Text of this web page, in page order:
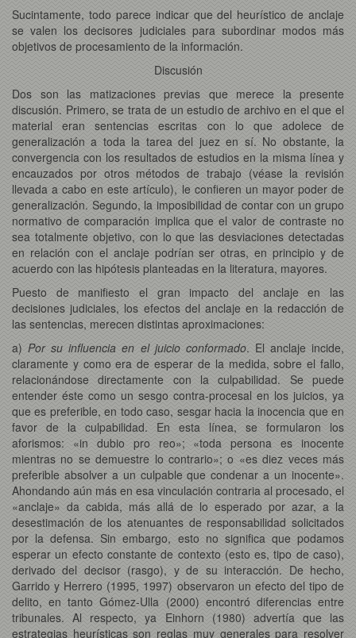
Sucintamente, todo parece indicar que del heurístico de anclaje
se valen los decisores judiciales para subordinar modos más
objetivos de procesamiento de la información.
Discusión
Dos son las matizaciones previas que merece la presente
discusión. Primero, se trata de un estudio de archivo en el que el
material eran sentencias escritas con lo que adolece de
generalización a toda la tarea del juez en sí. No obstante, la
convergencia con los resultados de estudios en la misma línea y
encauzados por otros métodos de trabajo (véase la revisión
llevada a cabo en este artículo), le confieren un mayor poder de
generalización. Segundo, la imposibilidad de contar con un grupo
normativo de comparación implica que el valor de contraste no
sea totalmente objetivo, con lo que las desviaciones detectadas
en relación con el anclaje podrían ser otras, en principio y de
acuerdo con las hipótesis planteadas en la literatura, mayores.
Puesto de manifiesto el gran impacto del anclaje en las
decisiones judiciales, los efectos del anclaje en la redacción de
las sentencias, merecen distintas aproximaciones:
a)Por su influencia en el juicio conformado. El anclaje incide,
claramente y como era de esperar de la medida, sobre el fallo,
relacionándose directamente con la culpabilidad. Se puede
entender éste como un sesgo contra-procesal en los juicios, ya
que es preferible, en todo caso, sesgar hacia la inocencia que en
favor de la culpabilidad. En esta línea, se formularon los
aforismos: «in dubio pro reo»; «toda persona es inocente
mientras no se demuestre lo contrario»; o «es diez veces más
preferible absolver a un culpable que condenar a un inocente».
Ahondando aún más en esa vinculación contraria al procesado, el
«anclaje» da cabida, más allá de lo esperado por azar, a la
desestimación de los atenuantes de responsabilidad solicitados
por la defensa. Sin embargo, esto no significa que podamos
esperar un efecto constante de contexto (esto es, tipo de caso),
derivado del decisor (rasgo), y de su interacción. De hecho,
Garrido y Herrero (1995, 1997) observaron un efecto del tipo de
delito, en tanto Gómez-Ulla (2000) encontró diferencias entre
tribunales. Al respecto, ya Einhorn (1980) advertía que las
estrategias heurísticas son reglas muy generales para resolver